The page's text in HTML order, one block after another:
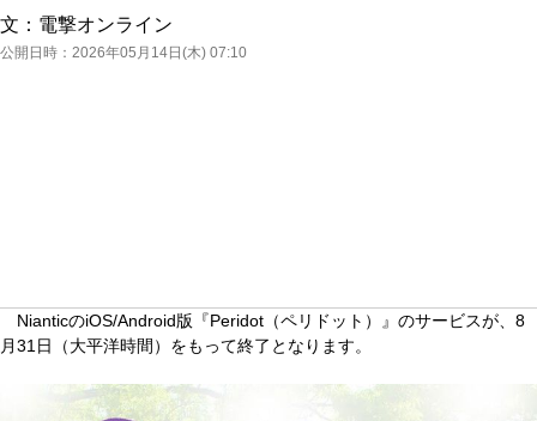
文： 電撃オンライン
公開日時： 2026年05月14日(木) 07:10
NianticのiOS/Android版『Peridot（ペリドット）』のサービスが、8
月31日（大平洋時間）をもって終了となります。